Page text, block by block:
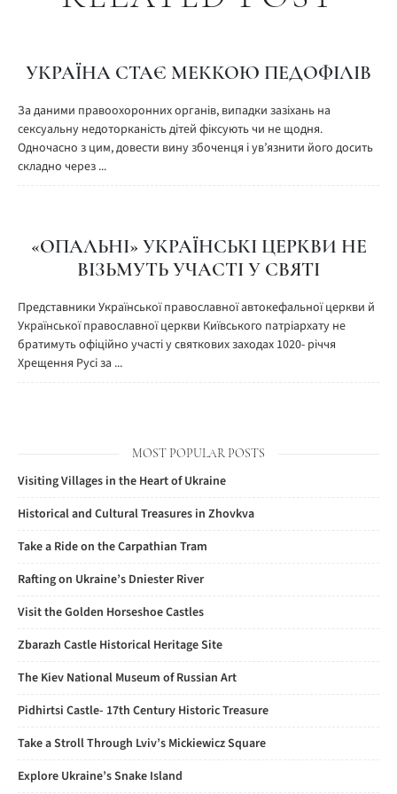
УКРАЇНА СТАЄ МЕККОЮ ПЕДОФІЛІВ
За даними правоохоронних органів, випадки зазіхань на
сексуальну недоторканість дітей фіксують чи не щодня.
Одночасно з цим, довести вину збоченця і ув’язнити його досить
складно через ...
«ОПАЛЬНІ» УКРАЇНСЬКІ ЦЕРКВИ НЕ
ВІЗЬМУТЬ УЧАСТІ У СВЯТІ
Представники Української православної автокефальної церкви й
Української православної церкви Київського патріархату не
братимуть офіційно участі у святкових заходах 1020- річчя
Хрещення Русі за ...
MOST POPULAR POSTS
Visiting Villages in the Heart of Ukraine
Historical and Cultural Treasures in Zhovkva
Take a Ride on the Carpathian Tram
Rafting on Ukraine’s Dniester River
Visit the Golden Horseshoe Castles
Zbarazh Castle Historical Heritage Site
The Kiev National Museum of Russian Art
Pidhirtsi Castle- 17th Century Historic Treasure
Take a Stroll Through Lviv’s Mickiewicz Square
Explore Ukraine’s Snake Island